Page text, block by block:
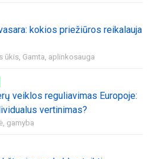
kokios priežiūros reikalauja
ūkis, Gamta, aplinkosauga
veiklos reguliavimas Europoje:
vertinimas?
gamyba